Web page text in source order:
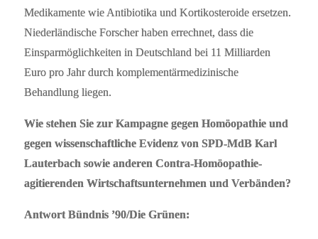
Medikamente wie Antibiotika und Kortikosteroide ersetzen.
Niederländische Forscher haben errechnet, dass die
Einsparmöglichkeiten in Deutschland bei 11 Milliarden
Euro pro Jahr durch komplementärmedizinische
Behandlung liegen.
Wie stehen Sie zur Kampagne gegen Homöopathie und
gegen wissenschaftliche Evidenz von SPD-MdB Karl
Lauterbach sowie anderen Contra-Homöopathie-
agitierenden Wirtschaftsunternehmen und Verbänden?
Antwort Bündnis ’90/Die Grünen: